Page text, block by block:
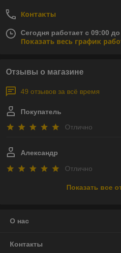
Контакты
Сегодня работает с 09:00
Показать весь график
Отзывы о магазине
49 отзывов за всё время
Покупатель
Отлично
Александр
Отлично
Показать все
О нас
Контакты